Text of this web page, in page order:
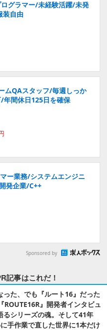
ログラマー/未経験活躍/未発
装自由
ムQAスタッフ/毎週しっか
年間休日125日を確保
ー業務/システムエンジニ
発企業/C++
Sponsored by
記事はこれだ！
った、でも『ルート16』だった
』開発者インタビュ
るシリーズの魂。そして41年
手作業で直した世界に1本だけ